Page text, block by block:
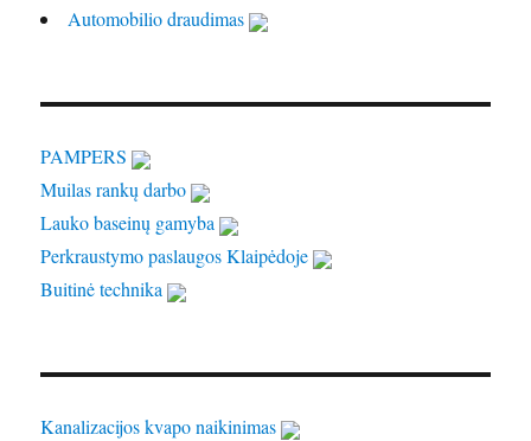
Automobilio draudimas
PAMPERS
Muilas rankų darbo
Lauko baseinų gamyba
Perkraustymo paslaugos Klaipėdoje
Buitinė technika
Kanalizacijos kvapo naikinimas